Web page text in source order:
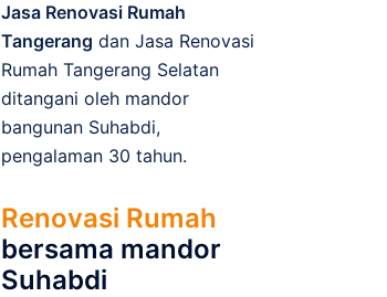
Jasa Renovasi Rumah
Tangerang dan Jasa Renovasi
Rumah Tangerang Selatan
ditangani oleh mandor
bangunan Suhabdi,
pengalaman 30 tahun.
Renovasi Rumah
bersama mandor
Suhabdi